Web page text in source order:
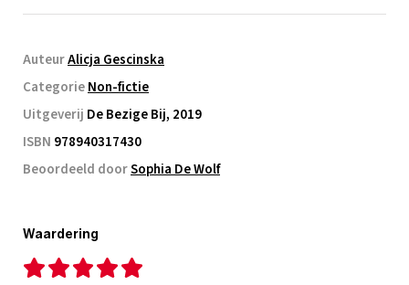
AuteurAlicja Gescinska
CategorieNon-fictie
Uitgeverij De Bezige Bij, 2019
ISBN 978940317430
Beoordeeld doorSophia De Wolf
Waardering